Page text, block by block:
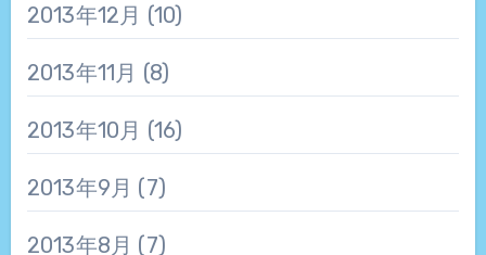
2013年12月 (10)
2013年11月 (8)
2013年10月 (16)
2013年9月 (7)
2013年8月 (7)